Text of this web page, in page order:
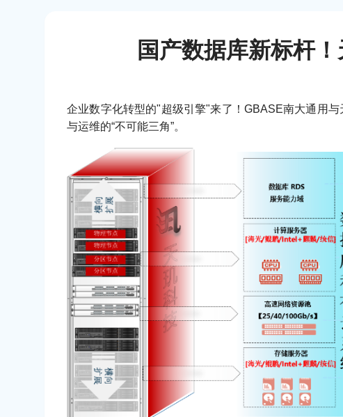
国产数据库新标杆
企业数字化转型的"超级引擎"来了！GBASE南大通用
与运维的“不可能三角”。